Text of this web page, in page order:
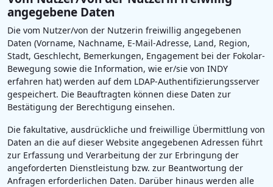
angegebene Daten
Die vom Nutzer/von der Nutzerin freiwillig angegebenen
Daten (Vorname, Nachname, E-Mail-Adresse, Land, Region,
Stadt, Geschlecht, Bemerkungen, Engagement bei der Fokolar-
Bewegung sowie die Information, wie er/sie von INDY
erfahren hat) werden auf dem LDAP-Authentifizierungsserver
gespeichert. Die Beauftragten können diese Daten zur
Bestätigung der Berechtigung einsehen.
Die fakultative, ausdrückliche und freiwillige Übermittlung von
Daten an die auf dieser Website angegebenen Adressen führt
zur Erfassung und Verarbeitung der zur Erbringung der
angeforderten Dienstleistung bzw. zur Beantwortung der
Anfragen erforderlichen Daten. Darüber hinaus werden alle